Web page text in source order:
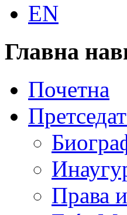
EN
Главна
Почетна
Права